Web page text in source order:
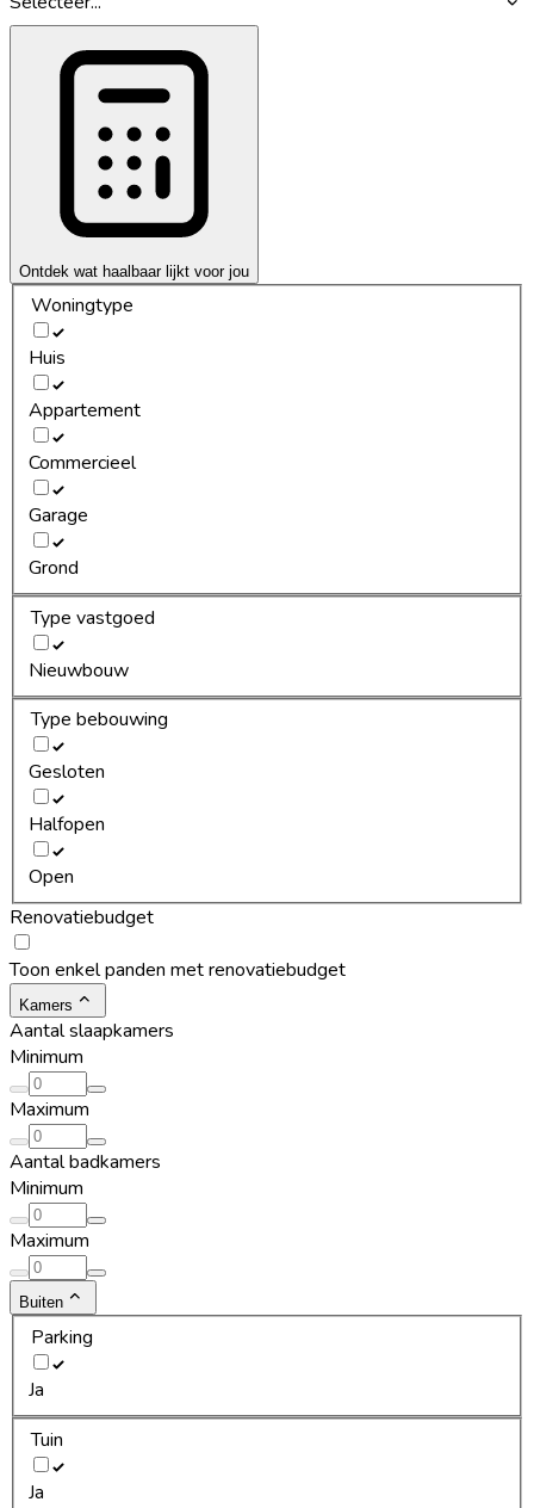
Ontdek wat haalbaar lijkt voor jou
Woningtype
Huis
Appartement
Commercieel
Garage
Grond
Type vastgoed
Nieuwbouw
Type bebouwing
Gesloten
Halfopen
Open
Renovatiebudget
Toon enkel panden met renovatiebudget
Kamers
Aantal slaapkamers
Minimum
Maximum
Aantal badkamers
Minimum
Maximum
Buiten
Parking
Ja
Tuin
Ja